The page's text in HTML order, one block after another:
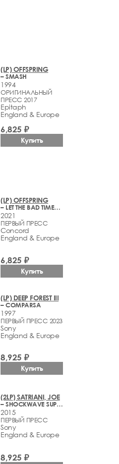
(LP) OFFSPRING
– SMASH
1994
ОРИГИНАЛЬНЫЙ
ПРЕСС 2017
Epitaph
England & Europe
6,825 ₽
Купить
(LP) OFFSPRING
– LET THE BAD TIMES ROLL
2021
ПЕРВЫЙ ПРЕСС
Concord
England & Europe
6,825 ₽
Купить
(LP) DEEP FOREST III
– COMPARSA
1997
ПЕРВЫЙ ПРЕСС 2023
Sony
England & Europe
8,925 ₽
Купить
(2LP) SATRIANI, JOE
– SHOCKWAVE SUPERNOVA
2015
ПЕРВЫЙ ПРЕСС
Sony
England & Europe
8,925 ₽